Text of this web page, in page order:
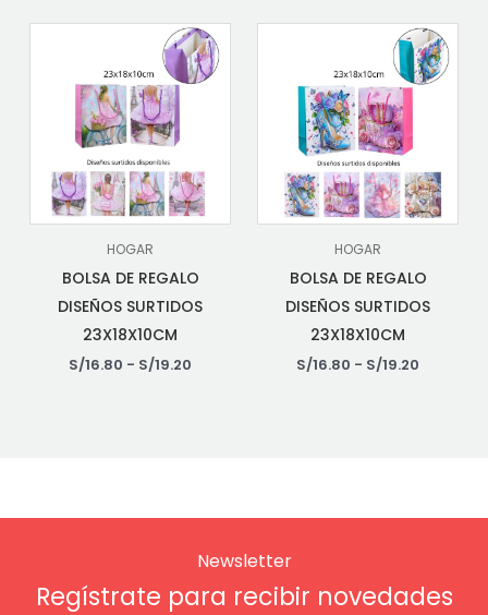
HOGAR
BOLSA DE REGALO
DISEÑOS SURTIDOS
23X18X10CM
S/16.80 - S/19.20
HOGAR
BOLSA DE REGALO
DISEÑOS SURTIDOS
23X18X10CM
S/16.80 - S/19.20
Newsletter
Regístrate para recibir novedades